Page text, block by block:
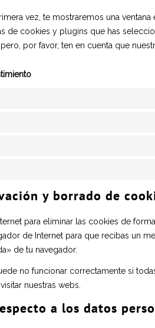
vez, te mostraremos una
de cookies y plugins que has
por favor, ten en cuenta que
y borrado de
para eliminar las cookies de
de Internet para que recibas un
de tu navegador.
no funcionar correctamente si
nuestras webs.
a los datos